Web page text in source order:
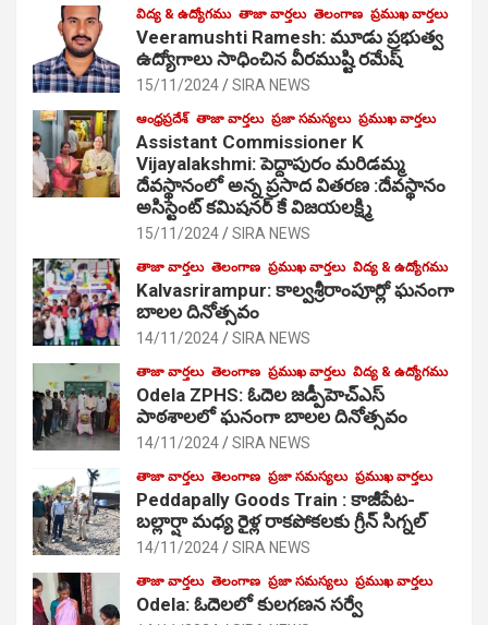
విద్య & ఉద్యోగము తాజా వార్తలు తెలంగాణ ప్రముఖ వార్తలు
Veeramushti Ramesh: మూడు ప్రభుత్వ
ఉద్యోగాలు సాధించిన వీరముష్టి రమేష్
15/11/2024 SIRA NEWS
ఆంధ్రప్రదేశ్ తాజా వార్తలు ప్రజా సమస్యలు ప్రముఖ వార్తలు
Assistant Commissioner K
Vijayalakshmi: పెద్దాపురం మరిడమ్మ
దేవస్థానంలో అన్న ప్రసాద వితరణ :దేవస్థానం
అసిస్టెంట్ కమిషనర్ కే విజయలక్ష్మి
15/11/2024 SIRA NEWS
తాజా వార్తలు తెలంగాణ ప్రముఖ వార్తలు విద్య & ఉద్యోగము
Kalvasrirampur: కాల్వశ్రీరాంపూర్లో ఘనంగా
బాలల దినోత్సవం
14/11/2024 SIRA NEWS
తాజా వార్తలు తెలంగాణ ప్రముఖ వార్తలు విద్య & ఉద్యోగము
Odela ZPHS: ఓదెల జ‌డ్పీహెచ్ఎస్
పాఠ‌శాల‌లో ఘనంగా బాలల దినోత్సవం
14/11/2024 SIRA NEWS
తాజా వార్తలు తెలంగాణ ప్రజా సమస్యలు ప్రముఖ వార్తలు
Peddapally Goods Train : కాజీపేట-
బల్లార్షా మధ్య రైళ్ల రాకపోకలకు గ్రీన్ సిగ్నల్
14/11/2024 SIRA NEWS
తాజా వార్తలు తెలంగాణ ప్రజా సమస్యలు ప్రముఖ వార్తలు
Odela: ఓదెలలో కులగణన సర్వే